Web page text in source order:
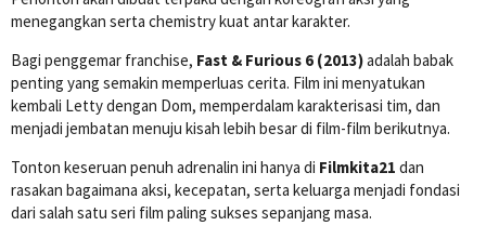
menegangkan serta chemistry kuat antar karakter.
Bagi penggemar franchise, Fast & Furious 6 (2013)adalah babak
penting yang semakin memperluas cerita. Film ini menyatukan
kembali Letty dengan Dom, memperdalam karakterisasi tim, dan
menjadi jembatan menuju kisah lebih besar di film-film berikutnya.
Tonton keseruan penuh adrenalin ini hanya di Filmkita21 dan
rasakan bagaimana aksi, kecepatan, serta keluarga menjadi fondasi
dari salah satu seri film paling sukses sepanjang masa.